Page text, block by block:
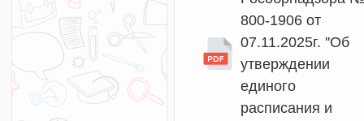
800-1906 от
07.11.2025г. ''Об
утверждении
единого
расписания и